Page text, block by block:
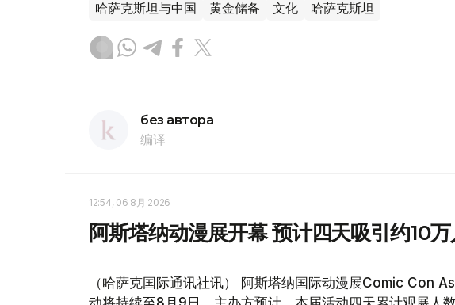
哈萨克斯坦与中国 黄金储备 文化 哈萨克斯坦
без автора
编译
12:54, 06 8月 2026
阿斯塔纳动漫展开幕 预计四天吸引约10
（哈萨克国际通讯社讯） 阿斯塔纳国际动漫展Comic Con